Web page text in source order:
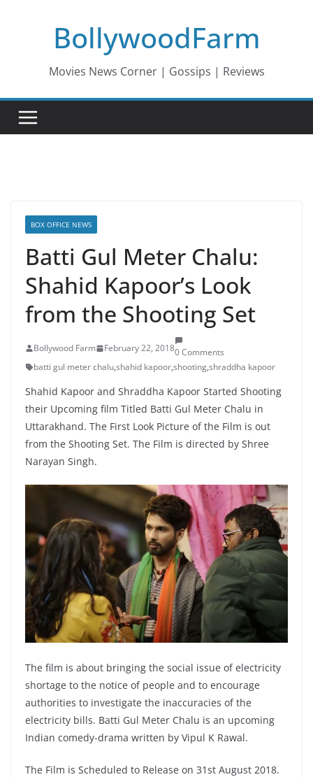
BollywoodFarm
Movies News Corner | Gossips | Reviews
BOX OFFICE NEWS
Batti Gul Meter Chalu:
Shahid Kapoor’s Look
from the Shooting Set
Bollywood Farm February 22, 20180 Comments
batti gul meter chalu,shahid kapoor,shooting,shraddha kapoor
Shahid Kapoor and Shraddha Kapoor Started Shooting
their Upcoming film Titled Batti Gul Meter Chalu in
Uttarakhand. The First Look Picture of the Film is out
from the Shooting Set. The Film is directed by Shree
Narayan Singh.
The film is about bringing the social issue of electricity
shortage to the notice of people and to encourage
authorities to investigate the inaccuracies of the
electricity bills. Batti Gul Meter Chalu is an upcoming
Indian comedy-drama written by Vipul K Rawal.
The Film is Scheduled to Release on 31st August 2018.